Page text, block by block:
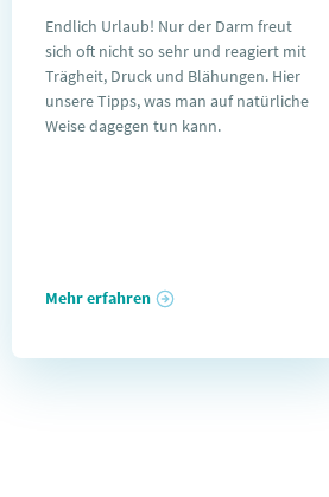
Endlich Urlaub! Nur der Darm freut
sich oft nicht so sehr und reagiert mit
Trägheit, Druck und Blähungen. Hier
unsere Tipps, was man auf natürliche
Weise dagegen tun kann.
Mehr erfahren